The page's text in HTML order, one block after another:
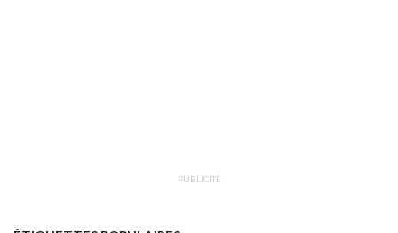
PUBLICITÉ